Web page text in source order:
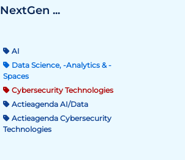
NextGen ...
AI
Data Science, -Analytics & -
Spaces
Cybersecurity Technologies
Actieagenda AI/Data
Actieagenda Cybersecurity
Technologies